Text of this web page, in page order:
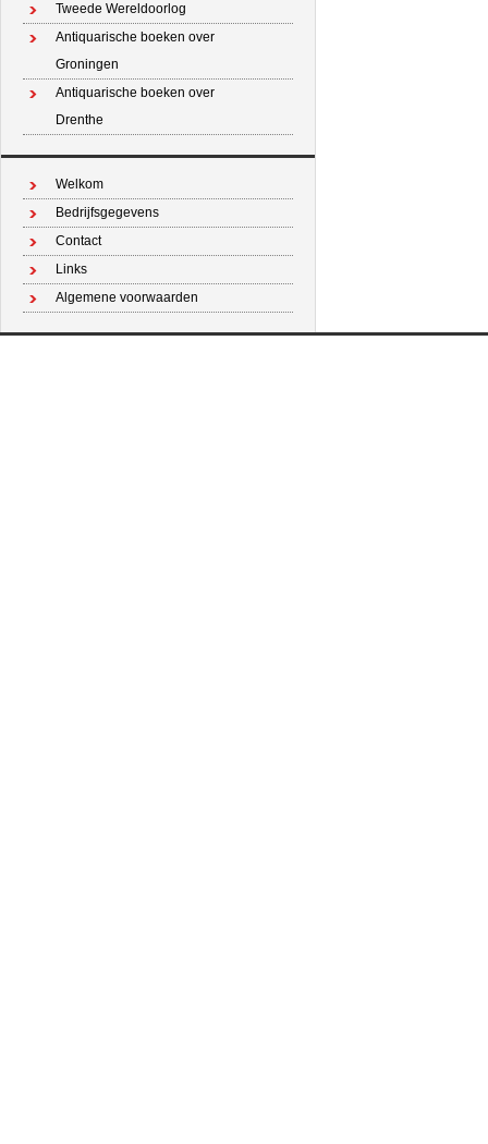
Tweede Wereldoorlog
Antiquarische boeken over
Groningen
Antiquarische boeken over
Drenthe
Welkom
Bedrijfsgegevens
Contact
Links
Algemene voorwaarden